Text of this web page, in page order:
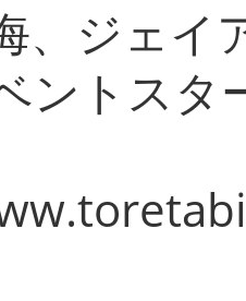
、ジェイ
ントスタ